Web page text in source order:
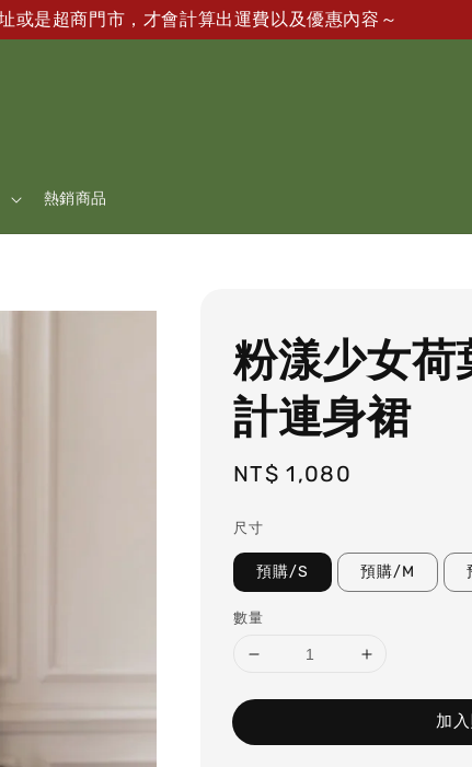
或是超商門市，才會計算出運費以及優惠內容～
熱銷商品
粉漾少女荷
計連身裙
Regular
NT$ 1,080
尺寸
預購/S 預購/M
數量
加